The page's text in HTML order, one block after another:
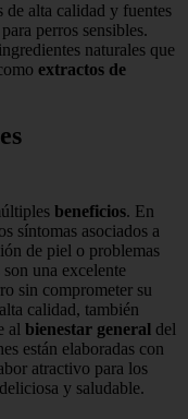
de alta calidad y fuentes
perros sensibles.
naturales que
extractos de
beneficios. En
síntomas asociados a
de piel o problemas
una excelente
sin comprometer su
calidad, también
al bienestar general del
están elaboradas con
atractivo para los
y saludable.